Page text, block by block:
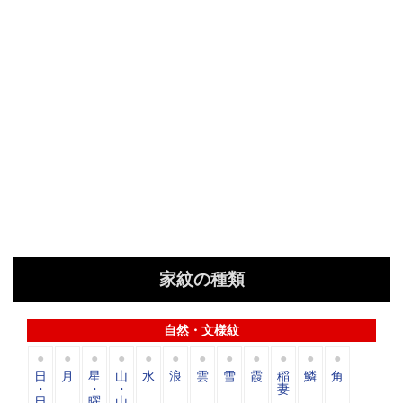
家紋の種類
自然・文様紋
日
・
月 星
・
山
・
水 浪 雲 雪 霞 稲
妻
鱗 角